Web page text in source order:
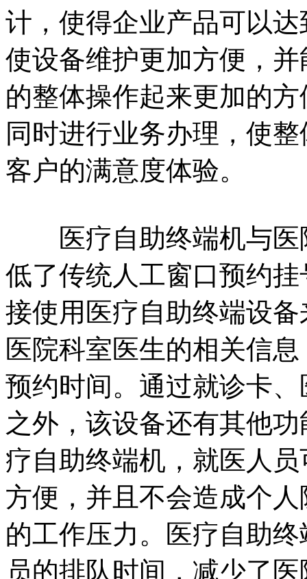
计，使得企业产品可以
使设备维护更加方便，
的整体操作起来更加的
同时进行业务办理，使
客户的满意度体验。
医疗自助终端机与医
低了传统人工窗口预约
接使用医疗自助终端设
医院科室医生的相关信
预约时间。通过就诊卡
之外，该设备还有其他
疗自助终端机，就医人
方便，并且不会造成个
的工作压力。医疗自助
员的排队时间，减少了